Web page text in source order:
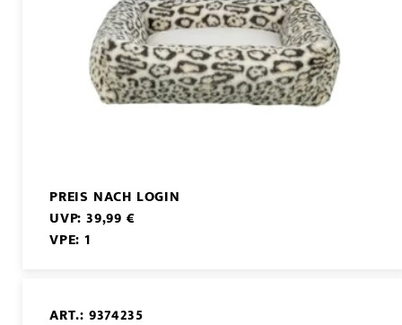
PREIS NACH LOGIN
UVP: 39,99 €
VPE: 1
ART.: 9374235